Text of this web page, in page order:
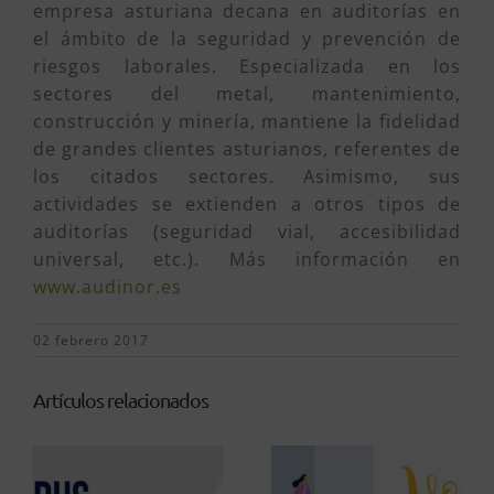
empresa asturiana decana en auditorías en
el ámbito de la seguridad y prevención de
riesgos laborales. Especializada en los
sectores del metal, mantenimiento,
construcción y minería, mantiene la fidelidad
de grandes clientes asturianos, referentes de
los citados sectores. Asimismo, sus
actividades se extienden a otros tipos de
auditorías (seguridad vial, accesibilidad
universal, etc.). Más información en
www.audinor.es
02 febrero 2017
Artículos relacionados